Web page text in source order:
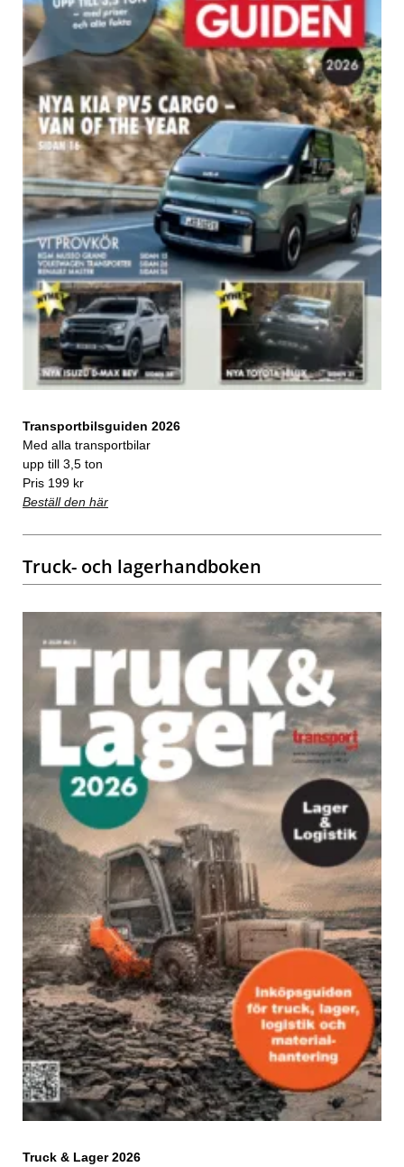
Transportbilsguiden 2026
Med alla transportbilar
upp till 3,5 ton
Pris 199 kr
Beställ den här
Truck- och lagerhandboken
Truck & Lager 2026